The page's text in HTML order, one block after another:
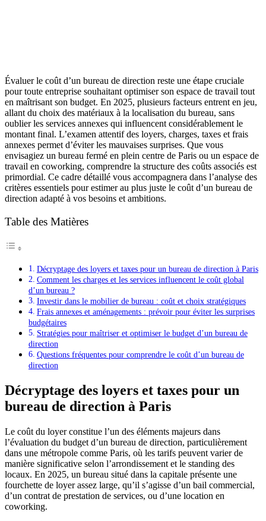
Évaluer le coût d’un bureau de direction reste une étape cruciale
pour toute entreprise souhaitant optimiser son espace de travail tout
en maîtrisant son budget. En 2025, plusieurs facteurs entrent en jeu,
allant du choix des matériaux à la localisation du bureau, sans
oublier les services annexes qui influencent considérablement le
montant final. L’examen attentif des loyers, charges, taxes et frais
annexes permet d’éviter les mauvaises surprises. Que vous
envisagiez un bureau fermé en plein centre de Paris ou un espace de
travail en coworking, comprendre la structure des coûts associés est
primordial. Ce cadre détaillé vous accompagnera dans l’analyse des
critères essentiels pour estimer au plus juste le coût d’un bureau de
direction adapté à vos besoins et ambitions.
Table des Matières
Décryptage des loyers et taxes pour un bureau de direction à Paris
Comment les charges et les services influencent le coût global
d’un bureau ?
Investir dans le mobilier de bureau : coût et choix stratégiques
Frais annexes et aménagements : prévoir pour éviter les surprises
budgétaires
Stratégies pour maîtriser et optimiser le budget d’un bureau de
direction
Questions fréquentes pour comprendre le coût d’un bureau de
direction
Décryptage des loyers et taxes pour un
bureau de direction à Paris
Le coût du loyer constitue l’un des éléments majeurs dans
l’évaluation du budget d’un bureau de direction, particulièrement
dans une métropole comme Paris, où les tarifs peuvent varier de
manière significative selon l’arrondissement et le standing des
locaux. En 2025, un bureau situé dans la capitale présente une
fourchette de loyer assez large, qu’il s’agisse d’un bail commercial,
d’un contrat de prestation de services, ou d’une location en
coworking.